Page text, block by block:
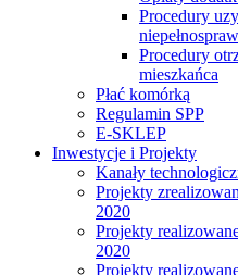
Procedury
Procedury
mieszkańca
Płać komórką
Regulamin SPP
E-SKLEP
Inwestycje i Projekty
Kanały
Projekty
2020
Projekty
2020
Projekty